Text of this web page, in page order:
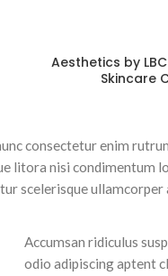
Aesthetics by
Skincare
consectetur enim
litora nisi
scelerisque ullamcorper
Accumsan ridiculus
odio adipiscing aptent